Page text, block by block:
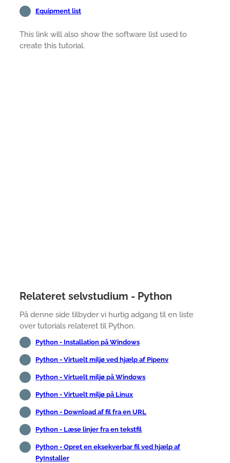
Equipment list
This link will also show the software list used to
create this tutorial.
Relateret selvstudium - Python
På denne side tilbyder vi hurtig adgang til en liste
over tutorials relateret til Python.
Python - Installation på Windows
Python - Virtuelt miljø ved hjælp af Pipenv
Python - Virtuelt miljø på Windows
Python - Virtuelt miljø på Linux
Python - Download af fil fra en URL
Python - Læse linjer fra en tekstfil
Python - Opret en eksekverbar fil ved hjælp af
PyInstaller